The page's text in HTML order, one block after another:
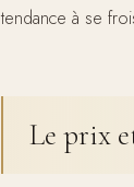
tendance à se
Le prix